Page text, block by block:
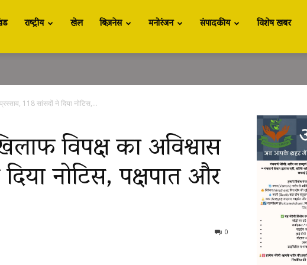
राष्ट्रीय खेल बिज़नेस मनोरंजन संपादकीय विशेष खबर
118 सांसदों ने दिया नोटिस,...
विपक्ष का अविश्वास
नोटिस, पक्षपात और
0